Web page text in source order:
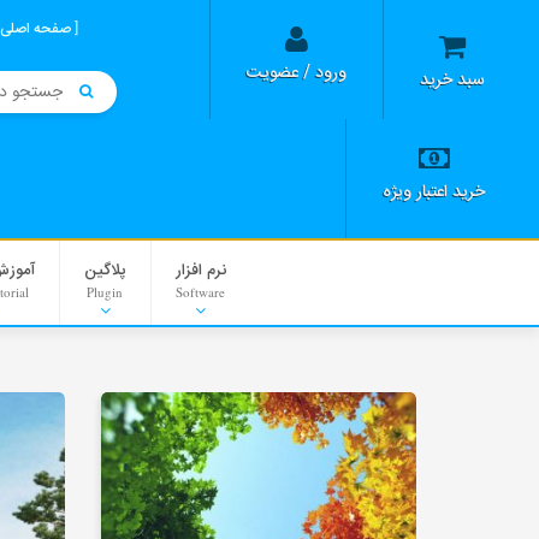
سبد خرید ورود / عضویت
خرید اعتبار ویژه
صفحه اصلی
نرم افزار
Software
پلاگین
Plugin